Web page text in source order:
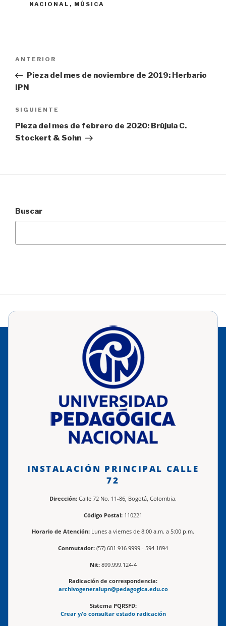
NACIONAL , MÚSICA
entradas
Entrada
anterior:
ANTERIOR
Pieza del mes de noviembre de 2019: Herbario
IPN
Siguiente
entrada
SIGUIENTE
Pieza del mes de febrero de 2020: Brújula C.
Stockert & Sohn
Buscar
INSTALACIÓN PRINCIPAL CALLE
72
Dirección: Calle 72 No. 11-86, Bogotá, Colombia.
Código Postal: 110221
Horario de Atención: Lunes a viernes de 8:00 a.m. a 5:00 p.m.
Conmutador: (57) 601 916 9999 - 594 1894
Nit:899.999.124-4
Radicación de correspondencia:
archivogeneralupn@pedagogica.edu.co
Sistema PQRSFD:
Crear y/o consultar estado radicación